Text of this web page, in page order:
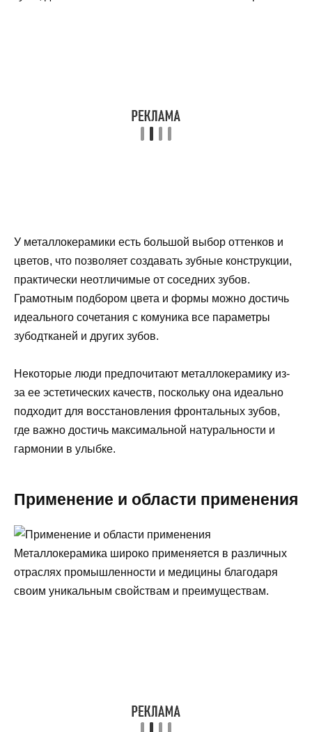
У металлокерамики есть большой выбор оттенков и
цветов, что позволяет создавать зубные конструкции,
практически неотличимые от соседних зубов.
Грамотным подбором цвета и формы можно достичь
идеального сочетания с комуника все параметры
зубодтканей и других зубов.
Некоторые люди предпочитают металлокерамику из-
за ее эстетических качеств, поскольку она идеально
подходит для восстановления фронтальных зубов,
где важно достичь максимальной натуральности и
гармонии в улыбке.
Применение и области применения
Металлокерамика широко применяется в различных
отраслях промышленности и медицины благодаря
своим уникальным свойствам и преимуществам.